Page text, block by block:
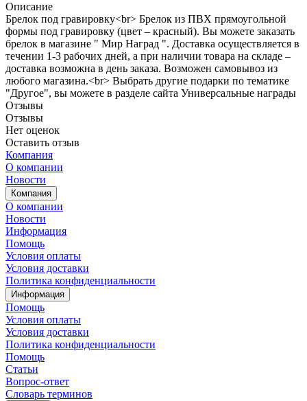
Описание
Брелок под гравировку<br> Брелок из ПВХ прямоугольной
формы под гравировку (цвет – красный). Вы можете заказать
брелок в магазине " Мир Наград ". Доставка осуществляется в
течении 1-3 рабочих дней, а при наличии товара на складе –
доставка возможна в день заказа. Возможен самовывоз из
любого магазина.<br> Выбрать другие подарки по тематике
"Другое", вы можете в разделе сайта Универсальные награды
Отзывы
Отзывы
Нет оценок
Оставить отзыв
Компания
О компании
Новости
Компания
О компании
Новости
Информация
Помощь
Условия оплаты
Условия доставки
Политика конфиденциальности
Информация
Помощь
Условия оплаты
Условия доставки
Политика конфиденциальности
Помощь
Статьи
Вопрос-ответ
Словарь терминов